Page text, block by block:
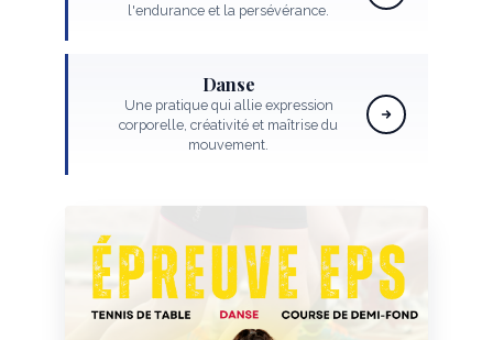
l'endurance et la persévérance.
Danse
Une pratique qui allie expression
corporelle, créativité et maîtrise du
mouvement.